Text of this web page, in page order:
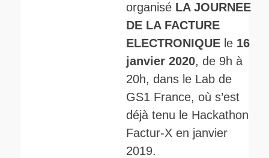
organisé LA JOURNEE
DE LA FACTURE
ELECTRONIQUEle 16
janvier 2020, de 9h à
20h, dans le Lab de
GS1 France, où s’est
déjà tenu le Hackathon
Factur-X en janvier
2019.